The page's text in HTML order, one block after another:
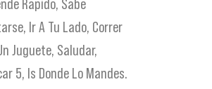
Rapido, Sabe
Ir A Tu Lado, Correr
Juguete, Saludar,
5, Is Donde Lo Mandes.